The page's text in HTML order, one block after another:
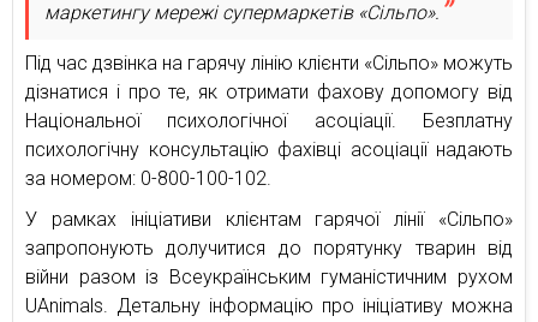
маркетингу мережі супермаркетів «Сільпо».
Під час дзвінка на гарячу лінію клієнти «Сільпо» можуть
дізнатися і про те, як отримати фахову допомогу від
Національної психологічної асоціації. Безплатну
психологічну консультацію фахівці асоціації надають
за номером: 0-800-100-102.
У рамках ініціативи клієнтам гарячої лінії «Сільпо»
запропонують долучитися до порятунку тварин від
війни разом із Всеукраїнським гуманістичним рухом
UAnimals. Детальну інформацію про ініціативу можна